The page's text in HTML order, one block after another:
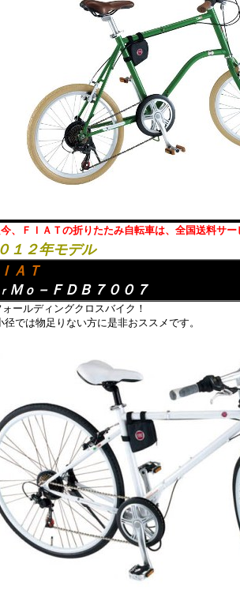
、ＦＩＡＴの折りたたみ自転車は、全国送料サー
１２年モデル
ＡＴ
ｒ Ｍｏ －ＦＤＢ７００７
ォールディングクロスバイク！
では物足りない方に是非おススメです。